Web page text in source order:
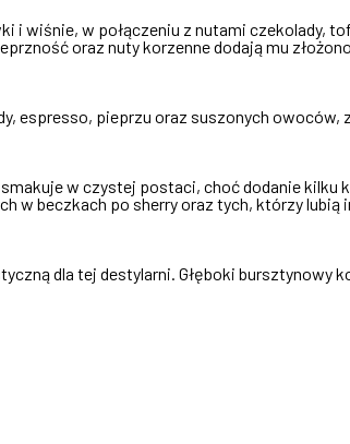
i wiśnie, w połączeniu z nutami czekolady,
oraz nuty korzenne dodają mu
espresso, pieprzu oraz suszonych owoców,
w czystej postaci, choć dodanie kilku
w beczkach po sherry oraz tych, którzy lubią
dla tej destylarni. Głęboki bursztynowy